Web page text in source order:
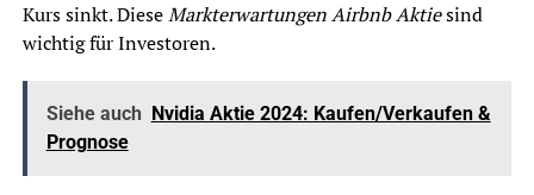
Kurs sinkt. DieseMarkterwartungen Airbnb Aktiesind
wichtig für Investoren.
Siehe auch Nvidia Aktie 2024: Kaufen/Verkaufen &
Prognose